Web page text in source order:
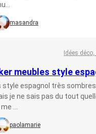
masandra
Idées
meubles style
style espagnol très
je ne sais pas du tout
...
paolamarie